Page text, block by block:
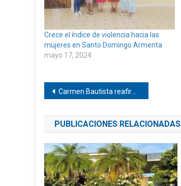
Crece el índice de violencia hacia las
mujeres en Santo Domingo Armenta
mayo 17, 2024
Navegación
de
entradas
Carmen Bautista reafirma su compromiso con la Transformación de México
PUBLICACIONES RELACIONADAS